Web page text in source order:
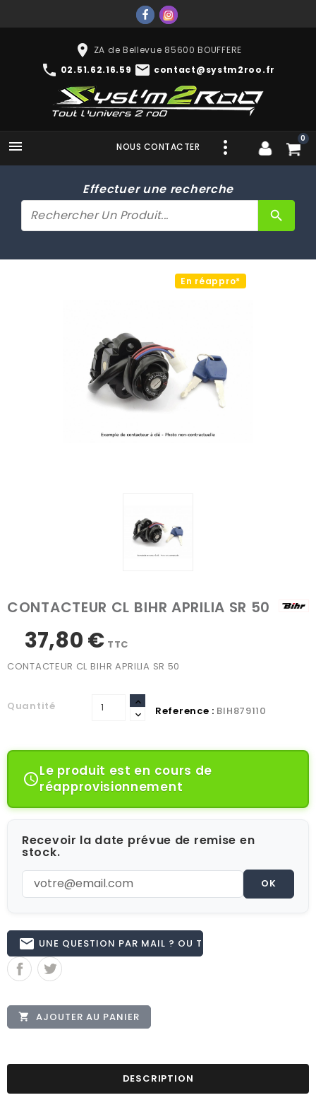
place ZA de Bellevue 85600 BOUFFERE
phone 02.51.62.16.59 mail contact@systm2roo.fr
 0
NOUS CONTACTER
Effectuer une recherche
search
En réappro*
CONTACTEUR CL BIHR APRILIA SR 50
37,80 € TTC
CONTACTEUR CL BIHR APRILIA SR 50
Quantité Reference : BIH879110
Le produit est en cours de
réapprovisionnement
Recevoir la date prévue de remise en
stock.
OK
email UNE QUESTION PAR MAIL ? OU TÉL 02.51.62.16.59
 AJOUTER AU PANIER
DESCRIPTION